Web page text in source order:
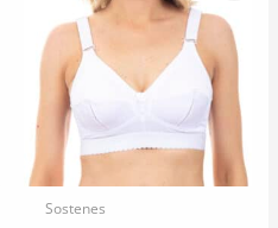
Sostenes